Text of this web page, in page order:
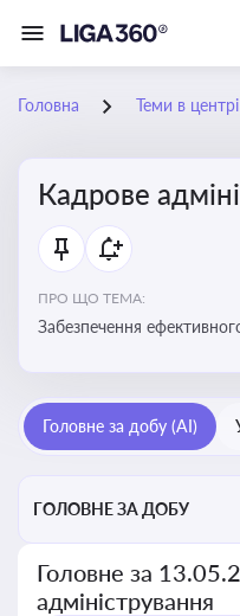
Головна Теми в
Кадрове
ПРО ЩО ТЕМА:
Забезпечення
Головне за добу (AI)
ГОЛОВНЕ ЗА ДОБУ
Головне за
адміністрування